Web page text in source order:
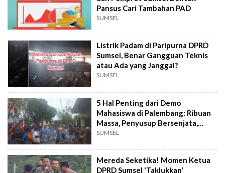
Pansus Cari Tambahan PAD
SUMSEL
Listrik Padam di Paripurna DPRD
Sumsel, Benar Gangguan Teknis
atau Ada yang Janggal?
SUMSEL
5 Hal Penting dari Demo
Mahasiswa di Palembang: Ribuan
Massa, Penyusup Bersenjata,
hingga Tersangka
SUMSEL
Mereda Seketika! Momen Ketua
DPRD Sumsel 'Taklukkan'